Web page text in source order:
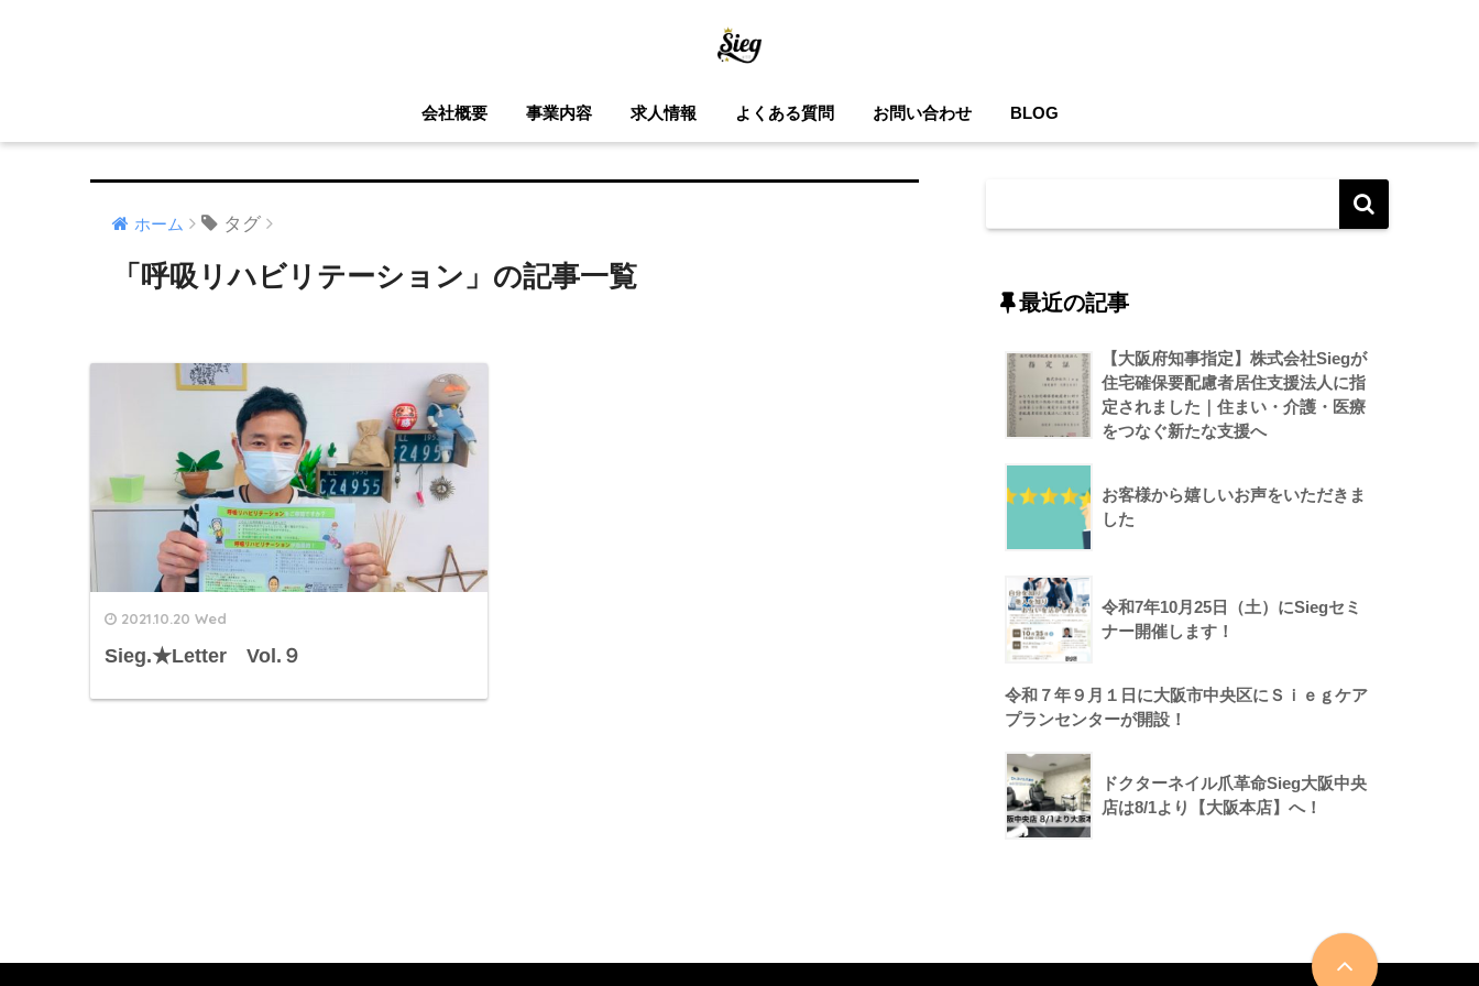
会社概要 事業内容 求人情報 よくある質問 お問い合わせ BLOG
ホーム タグ
「呼吸リハビリテーション」の記事一覧
2021.10.20 Wed
Sieg.★Letter Vol.９
最近の記事
【大阪府知事指定】株式会社Siegが
住宅確保要配慮者居住支援法人に指
定されました｜住まい・介護・医療
をつなぐ新たな支援へ
お客様から嬉しいお声をいただきま
した
令和7年10月25日（土）にSiegセミ
ナー開催します！
令和７年９月１日に大阪市中央区にＳｉｅｇケア
プランセンターが開設！
ドクターネイル爪革命Sieg大阪中央
店は8/1より【大阪本店】へ！